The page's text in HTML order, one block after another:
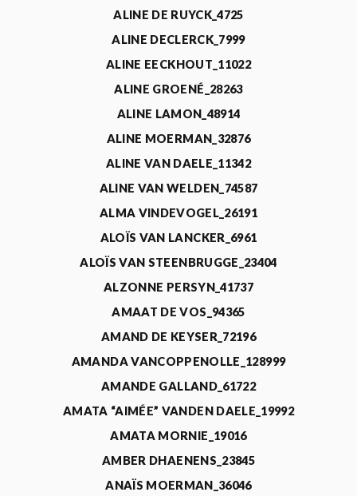
ALINE DE RUYCK_4725
ALINE DECLERCK_7999
ALINE EECKHOUT_11022
ALINE GROENÉ_28263
ALINE LAMON_48914
ALINE MOERMAN_32876
ALINE VAN DAELE_11342
ALINE VAN WELDEN_74587
ALMA VINDEVOGEL_26191
ALOÏS VAN LANCKER_6961
ALOÏS VAN STEENBRUGGE_23404
ALZONNE PERSYN_41737
AMAAT DE VOS_94365
AMAND DE KEYSER_72196
AMANDA VANCOPPENOLLE_128999
AMANDE GALLAND_61722
AMATA “AIMÉE” VANDEN DAELE_19992
AMATA MORNIE_19016
AMBER DHAENENS_23845
ANAÏS MOERMAN_36046